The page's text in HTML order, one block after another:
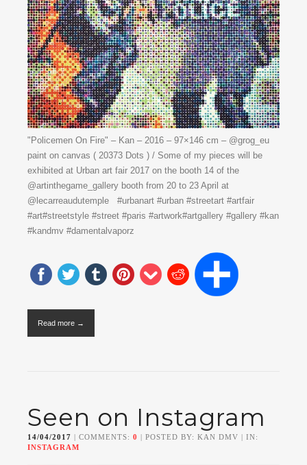
"Policemen On Fire" – Kan – 2016 – 97×146 cm – @grog_eu
paint on canvas ( 20373 Dots ) / Some of my pieces will be
exhibited at Urban art fair 2017 on the booth 14 of the
@artinthegame_gallery booth from 20 to 23 April at
@lecarreaudutemple #urbanart #urban #streetart #artfair
#art#streetstyle #street #paris #artwork#artgallery #gallery #kan
#kandmv #damentalvaporz
Read more →
Seen on Instagram
14/04/2017 | COMMENTS: 0
| POSTED BY: KAN DMV | IN:
INSTAGRAM